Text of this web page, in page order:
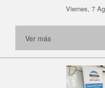
Viernes, 7
Ver más